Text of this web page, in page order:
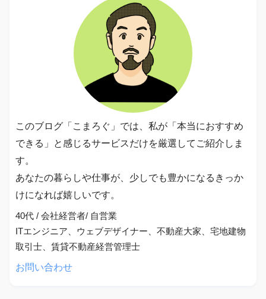
このブログ「こまろぐ」では、私が「本当におすすめ
できる」と感じるサービスだけを厳選してご紹介しま
す。
あなたの暮らしや仕事が、少しでも豊かになるきっか
けになれば嬉しいです。
40代 / 会社経営者/ 自営業
ITエンジニア、ウェブデザイナー、不動産大家、宅地建物
取引士、賃貸不動産経営管理士
お問い合わせ